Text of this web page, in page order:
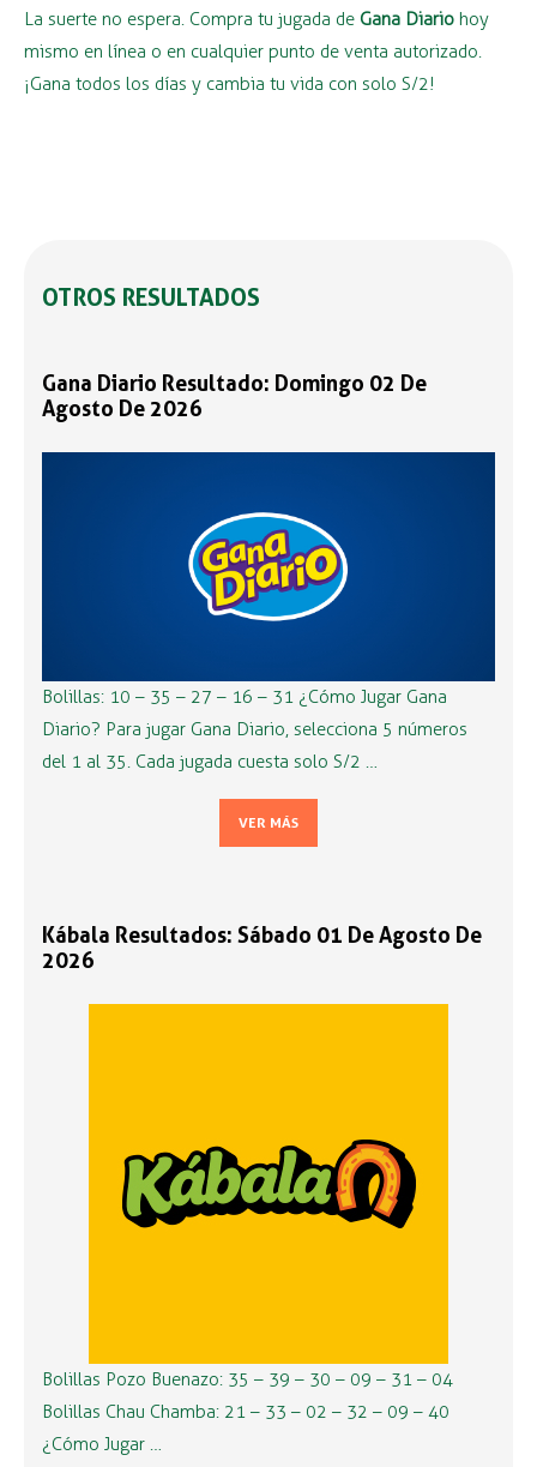
La suerte no espera. Compra tu jugada de Gana Diario hoy
mismo en línea o en cualquier punto de venta autorizado.
¡Gana todos los días y cambia tu vida con solo S/2!
OTROS RESULTADOS
Gana Diario Resultado: Domingo 02 De
Agosto De 2026
Bolillas: 10 – 35 – 27 – 16 – 31 ¿Cómo Jugar Gana
Diario? Para jugar Gana Diario, selecciona 5 números
del 1 al 35. Cada jugada cuesta solo S/2 …
VER MÁS
Kábala Resultados: Sábado 01 De Agosto De
2026
Bolillas Pozo Buenazo: 35 – 39 – 30 – 09 – 31 – 04
Bolillas Chau Chamba: 21 – 33 – 02 – 32 – 09 – 40
¿Cómo Jugar …